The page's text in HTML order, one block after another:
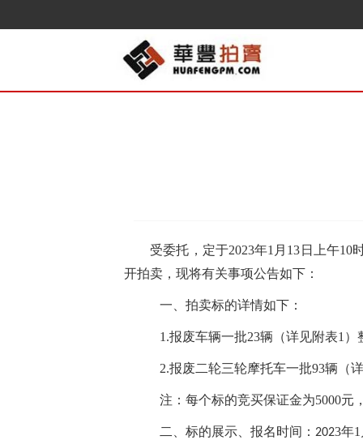
受委托，定于2023年1 月 13 日 上午10
开拍卖，现将有关事项公告如下 ：
一、 拍卖标的详情如下：
1.报废车辆一批23辆（详见附表1）
2.报废二轮三轮摩托车一批93辆（
注： 每个标的竞买保证金为5000元
二、标的展示、报名时间： 2023年1